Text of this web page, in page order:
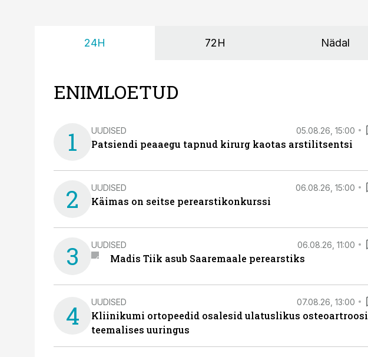
24H 72H Nädal
ENIMLOETUD
1 UUDISED 05.08.26, 15:00
Patsiendi peaaegu tapnud kirurg kaotas arstilitsentsi
2 UUDISED 06.08.26, 15:00
Käimas on seitse perearstikonkurssi
3 UUDISED 06.08.26, 11:00
Madis Tiik asub Saaremaale perearstiks
4 UUDISED 07.08.26, 13:00
Kliinikumi ortopeedid osalesid ulatuslikus osteoartroosi
teemalises uuringus